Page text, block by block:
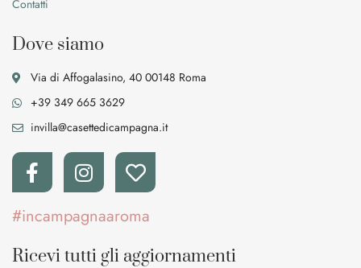
Contatti
Dove siamo
Via di Affogalasino, 40 00148 Roma
+39 349 665 3629
invilla@casettedicampagna.it
#incampagnaaroma
Ricevi tutti gli aggiornamenti